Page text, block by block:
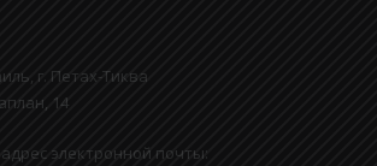
г. Петах-Тиква
14
электронной почты: